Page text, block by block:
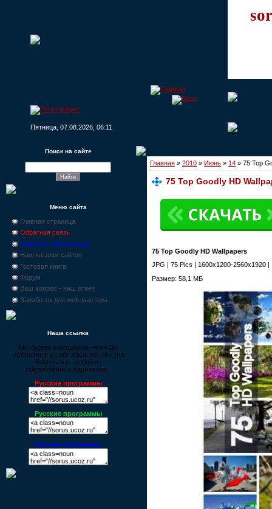
Пятница, 07.08.2026, 06:11
Поиск на сайте
Меню сайта
Главная страница
Обратная связь
Новости, промо-акции
Наш каталог сайтов
Гостевая книга
Форум
Ваш вопрос - наш ответ
Заработок для web-мастера
Наша ссылка
Мы будем благодарны, если Вы
установите у себя нашу ссылку (на
Ваш выбор, любой из
предложенных вариантов):
Русские программы
Русские программы
Русские программы
Главная » 2010 » Июнь » 14 » 75 Top
75 Top Goodly HD
75 Top Goodly HD Wallpapers
JPG | 75 Pics | 1600x1200-2560x1920 |
Размер: 58,1 МБ